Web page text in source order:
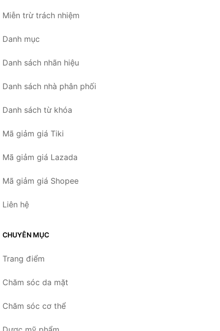
Miễn trừ trách nhiệm
Danh mục
Danh sách nhãn hiệu
Danh sách nhà phân phối
Danh sách từ khóa
Mã giảm giá Tiki
Mã giảm giá Lazada
Mã giảm giá Shopee
Liên hệ
CHUYÊN MỤC
Trang điểm
Chăm sóc da mặt
Chăm sóc cơ thể